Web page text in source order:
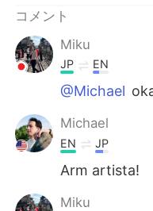
コメント
Miku
JP EN
@Michael
Michael
EN JP
Arm artista!
Miku